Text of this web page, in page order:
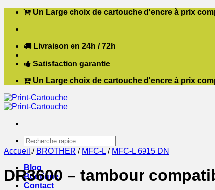
Passer
contenu
Un Large choix de cartouche d'encre à prix
Livraison en 24h / 72h
Satisfaction garantie
Un Large choix de cartouche d'encre à prix
Recherche
pour :
Blog
Boutique
Contact
Accueil / BROTHER / MFC-L / MFC-L 6915 DN
DR3600 – tambour